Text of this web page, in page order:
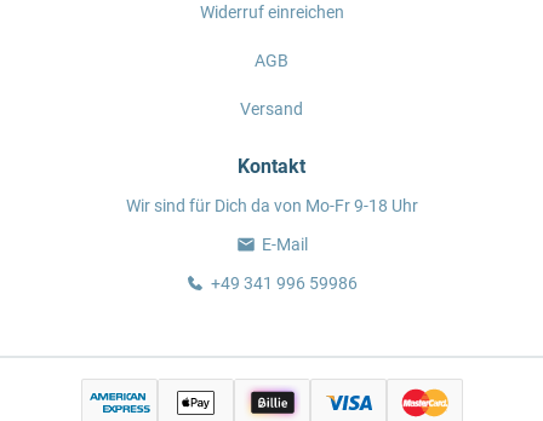
Widerruf einreichen
AGB
Versand
Kontakt
Wir sind für Dich da von Mo-Fr 9-18 Uhr
E-Mail
+49 341 996 59986